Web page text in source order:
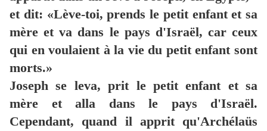
et dit: «Lève-toi, prends le petit enfant et sa
mère et va dans le pays d'Israël, car ceux
qui en voulaient à la vie du petit enfant sont
morts.»
Joseph se leva, prit le petit enfant et sa
mère et alla dans le pays d'Israël.
Cependant, quand il apprit qu'Archélaüs